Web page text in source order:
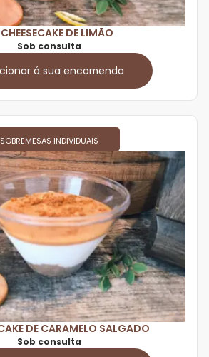
DE LIMÃO
Sob consulta
á sua encomenda
SOBREMESAS INDIVIDUAIS
DE CARAMELO SALGADO
Sob consulta